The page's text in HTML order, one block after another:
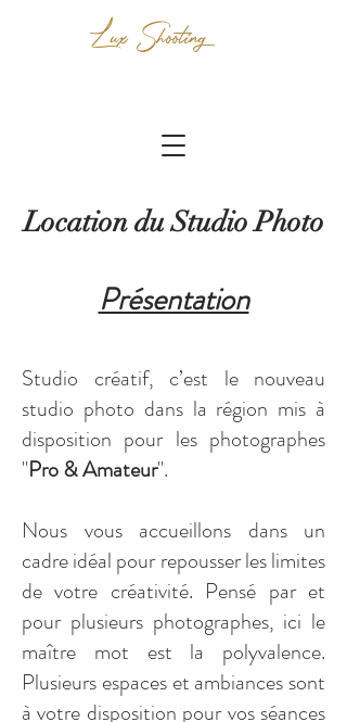
Lux Shooting
Location du Studio Photo
Présentation
Studio créatif, c’est le nouveau
studio photo dans la région mis à
disposition pour les photographes
"Pro & Amateur".
Nous vous accueillons dans un
cadre idéal pour repousser les limites
de votre créativité. Pensé par et
pour plusieurs photographes, ici le
maître mot est la polyvalence.
Plusieurs espaces et ambiances sont
à votre disposition pour vos séances